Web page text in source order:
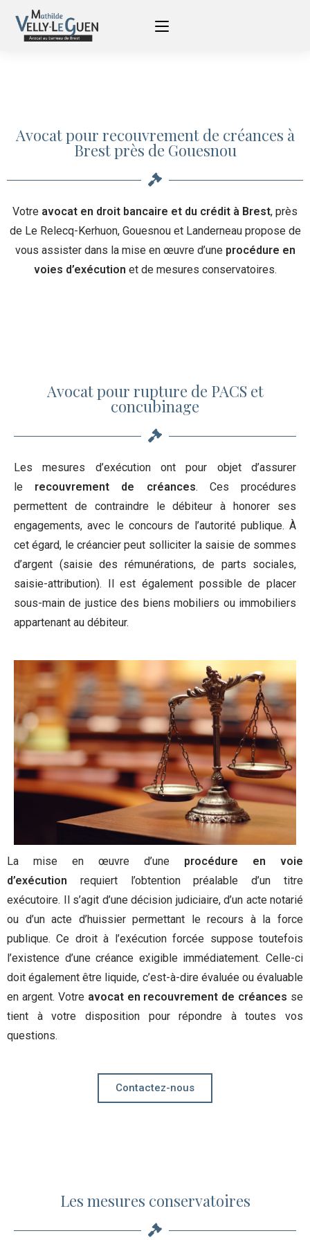
Avocat pour recouvrement de créances à
Brest près de Gouesnou
Votre avocat en droit bancaire et du crédit à Brest, près
de Le Relecq-Kerhuon, Gouesnou et Landerneau propose de
vous assister dans la mise en œuvre d’une procédure en
voies d’exécution et de mesures conservatoires.
Avocat pour rupture de PACS et
concubinage
Les mesures d’exécution ont pour objet d’assurer
le recouvrement de créances. Ces procédures
permettent de contraindre le débiteur à honorer ses
engagements, avec le concours de l’autorité publique. À
cet égard, le créancier peut solliciter la saisie de sommes
d’argent (saisie des rémunérations, de parts sociales,
saisie-attribution). Il est également possible de placer
sous-main de justice des biens mobiliers ou immobiliers
appartenant au débiteur.
La mise en œuvre d’une procédure en voie
d’exécution requiert l’obtention préalable d’un titre
exécutoire. Il s’agit d’une décision judiciaire, d’un acte notarié
ou d’un acte d’huissier permettant le recours à la force
publique. Ce droit à l’exécution forcée suppose toutefois
l’existence d’une créance exigible immédiatement. Celle-ci
doit également être liquide, c’est-à-dire évaluée ou évaluable
en argent. Votre avocat en recouvrement de créances se
tient à votre disposition pour répondre à toutes vos
questions.
Contactez-nous
Les mesures conservatoires